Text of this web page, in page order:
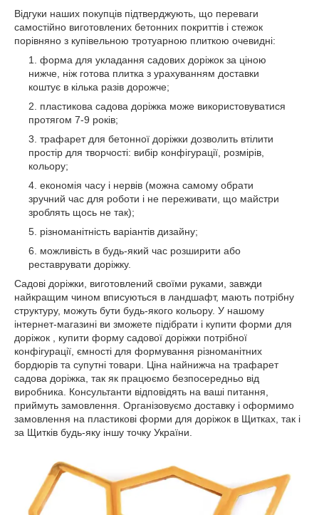
Відгуки наших покупців підтверджують, що переваги
самостійно виготовлених бетонних покриттів і стежок
порівняно з купівельною тротуарною плиткою очевидні:
форма для укладання садових доріжок за ціною
нижче, ніж готова плитка з урахуванням доставки
коштує в кілька разів дорожче;
пластикова садова доріжка може використовуватися
протягом 7-9 років;
трафарет для бетонної доріжки дозволить втілити
простір для творчості: вибір конфігурації, розмірів,
кольору;
економія часу і нервів (можна самому обрати
зручний час для роботи і не переживати, що майстри
зроблять щось не так);
різноманітність варіантів дизайну;
можливість в будь-який час розширити або
реставрувати доріжку.
Садові доріжки, виготовлений своїми руками, завжди
найкращим чином вписуються в ландшафт, мають потрібну
структуру, можуть бути будь-якого кольору. У нашому
інтернет-магазині ви зможете підібрати і купити форми для
доріжок , купити форму садової доріжки потрібної
конфігурації, ємності для формування різноманітних
бордюрів та супутні товари. Ціна найнижча на трафарет
садова доріжка, так як працюємо безпосередньо від
виробника. Консультанти відповідять на ваші питання,
приймуть замовлення. Організовуємо доставку і оформимо
замовлення на пластикові форми для доріжок в Щитках, так і
за Щитків будь-яку іншу точку України.